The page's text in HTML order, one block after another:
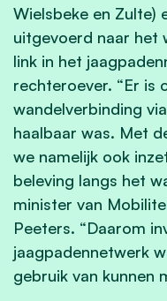
Wielsbeke en Zulte)
uitgevoerd naar het
link in het
rechteroever. “Er is
wandelverbinding
haalbaar was. Met
we namelijk ook
beleving langs het
minister van
Peeters. “Daarom
jaagpadennetwerk
gebruik van kunnen